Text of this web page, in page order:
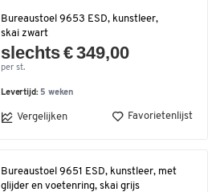
Bureaustoel 9653 ESD, kunstleer,
skai zwart
slechts € 349,00
per st.
Levertijd: 5 weken
Vergelijken Favorietenlijst
Bureaustoel 9651 ESD, kunstleer, met
glijder en voetenring, skai grijs